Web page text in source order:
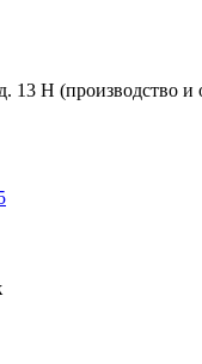
13 Н (производство